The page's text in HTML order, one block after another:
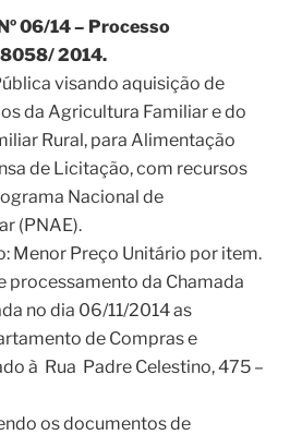
06/14 – Processo
2014.
visando aquisição de
da Agricultura Familiar e do
Rural, para Alimentação
de Licitação, com recursos
Nacional de
(PNAE).
Menor Preço Unitário por item.
processamento da Chamada
no dia 06/11/2014 as
de Compras e
à Rua Padre Celestino, 475 –
os documentos de